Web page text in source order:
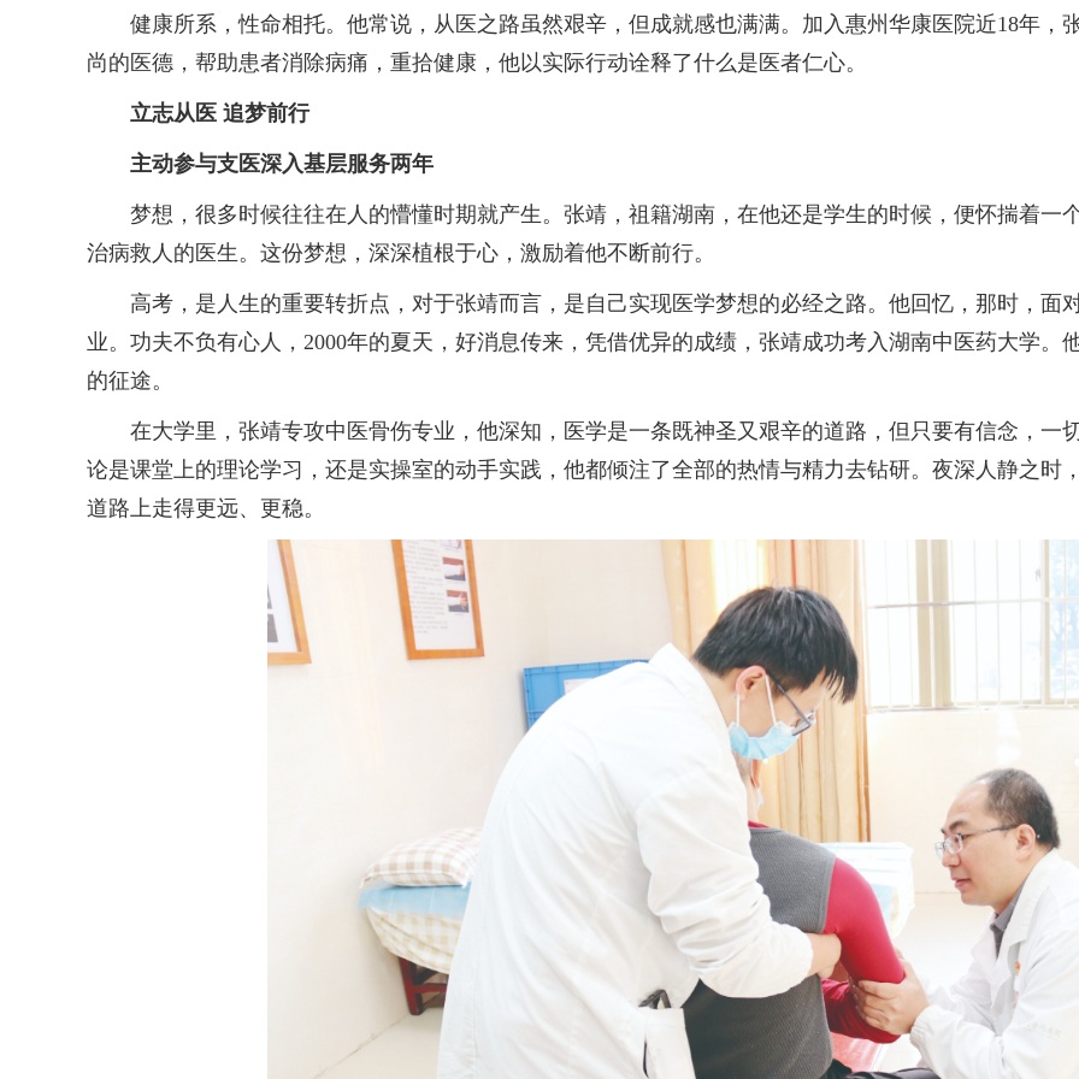
健康所系，性命相托。他常说，从医之路虽然艰辛，但成就感也满满。加入惠州华康医院近18年，
尚的医德，帮助患者消除病痛，重拾健康，他以实际行动诠释了什么是医者仁心。
立志从医 追梦前行
主动参与支医深入基层服务两年
梦想，很多时候往往在人的懵懂时期就产生。张靖，祖籍湖南，在他还是学生的时候，便怀揣着一
治病救人的医生。这份梦想，深深植根于心，激励着他不断前行。
高考，是人生的重要转折点，对于张靖而言，是自己实现医学梦想的必经之路。他回忆，那时，面
业。功夫不负有心人，2000年的夏天，好消息传来，凭借优异的成绩，张靖成功考入湖南中医药大学
的征途。
在大学里，张靖专攻中医骨伤专业，他深知，医学是一条既神圣又艰辛的道路，但只要有信念，一
论是课堂上的理论学习，还是实操室的动手实践，他都倾注了全部的热情与精力去钻研。夜深人静之时
道路上走得更远、更稳。